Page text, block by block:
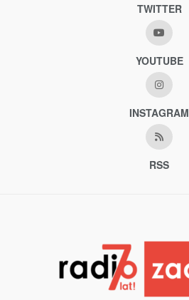
TWITTER
YOUTUBE
INSTAGRAM
RSS